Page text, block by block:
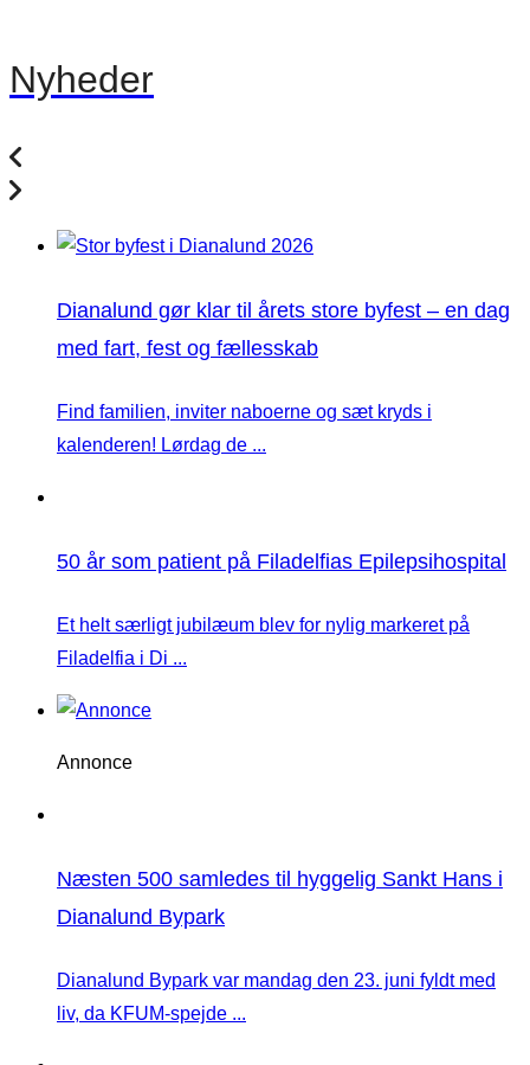
Nyheder
Dianalund gør klar til årets store byfest – en dag
med fart, fest og fællesskab
Find familien, inviter naboerne og sæt kryds i
kalenderen! Lørdag de ...
50 år som patient på Filadelfias Epilepsihospital
Et helt særligt jubilæum blev for nylig markeret på
Filadelfia i Di ...
Annonce
Næsten 500 samledes til hyggelig Sankt Hans i
Dianalund Bypark
Dianalund Bypark var mandag den 23. juni fyldt med
liv, da KFUM-spejde ...